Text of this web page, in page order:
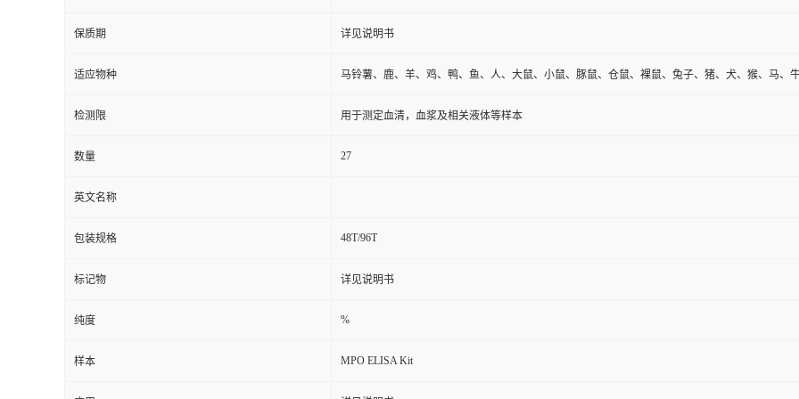
保质期 详见说明书
适应物种 马铃薯、鹿、羊、鸡、鸭、鱼、人、大鼠、小鼠、豚鼠、仓鼠、裸鼠、兔子、猪、犬、猴、马、
检测限 用于测定血清，血浆及相关液体等样本
数量 27
英文名称
包装规格 48T/96T
标记物 详见说明书
纯度 %
样本 MPO ELISA Kit